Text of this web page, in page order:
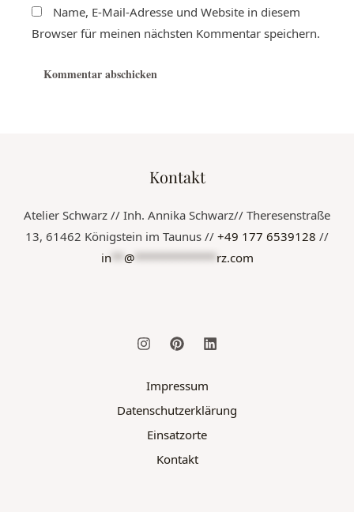
Name, E-Mail-Adresse und Website in diesem
Browser für meinen nächsten Kommentar speichern.
Kontakt
Atelier Schwarz // Inh. Annika Schwarz// Theresenstraße
13, 61462 Königstein im Taunus // +49 177 6539128 //
in ** @************* rz.com
Impressum
Datenschutzerklärung
Einsatzorte
Kontakt